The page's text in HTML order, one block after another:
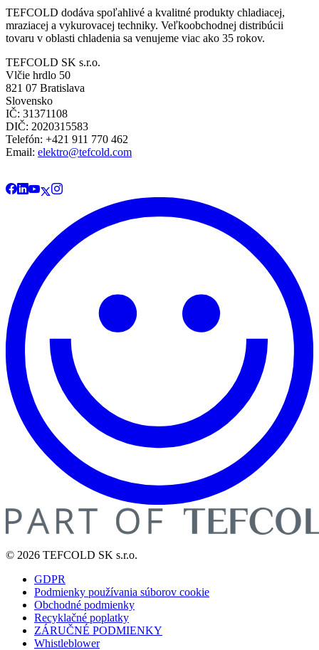
TEFCOLD dodáva spoľahlivé a kvalitné produkty chladiacej,
mraziacej a vykurovacej techniky. Veľkoobchodnej distribúcii
tovaru v oblasti chladenia sa venujeme viac ako 35 rokov.
TEFCOLD SK s.r.o.
Vlčie hrdlo 50
821 07 Bratislava
Slovensko
IČ: 31371108
DIČ: 2020315583
Telefón: +421 911 770 462
Email: elektro@tefcold.com
© 2026 TEFCOLD SK s.r.o.
GDPR
Podmienky používania súborov cookie
Obchodné podmienky
Recyklačné poplatky
ZÁRUČNÉ PODMIENKY
Whistleblower